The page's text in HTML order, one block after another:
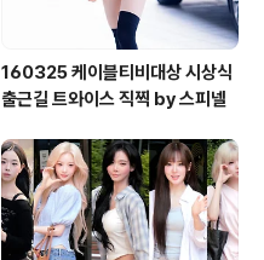
160325 케이블티비대상 시상식
출근길 트와이스 직찍 by 스피넬